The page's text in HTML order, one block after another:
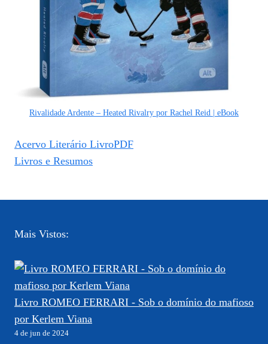
Rivalidade Ardente – Heated Rivalry por Rachel Reid | eBook
Acervo Literário LivroPDF
Livros e Resumos
Mais Vistos:
Livro ROMEO FERRARI - Sob o domínio do mafioso
por Kerlem Viana
4 de jun de 2024